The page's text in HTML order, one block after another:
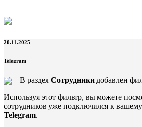
20.11.2025
Telegram
В раздел Сотрудники добавлен
Используя этот фильтр, вы можете
сотрудников уже подключился к
Telegram.